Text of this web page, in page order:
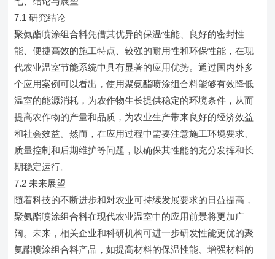
7.1 研究结论
聚氨酯喷涂组合料凭借其优异的保温性能、良好的密封性
能、便捷高效的施工特点、较强的耐用性和环保性能，在现
代农业温室节能系统中具有显著的应用优势。通过国内外多
个应用案例可以看出，使用聚氨酯喷涂组合料能够有效降低
温室的能源消耗，为农作物生长提供稳定的环境条件，从而
提高农作物的产量和品质，为农业生产带来良好的经济效益
和社会效益。然而，在应用过程中需要注意施工环境要求、
质量控制和后期维护等问题，以确保其性能的充分发挥和长
期稳定运行。
7.2 未来展望
随着科技的不断进步和对农业可持续发展要求的日益提高，
聚氨酯喷涂组合料在现代农业温室中的应用前景将更加广
阔。未来，相关企业和科研机构可进一步研发性能更优的聚
氨酯喷涂组合料产品，如提高材料的保温性能、增强材料的